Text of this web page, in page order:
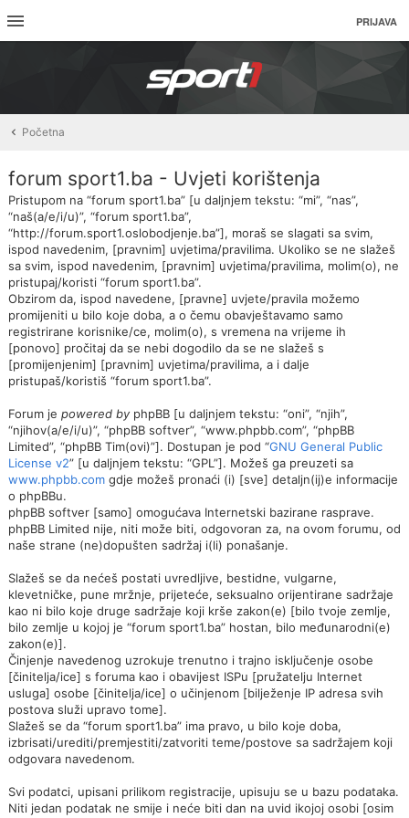
PRIJAVA
Početna
forum sport1.ba - Uvjeti korištenja
Pristupom na “forum sport1.ba” [u daljnjem tekstu: “mi”, “nas”,
“naš(a/e/i/u)”, “forum sport1.ba”,
“http://forum.sport1.oslobodjenje.ba”], moraš se slagati sa svim,
ispod navedenim, [pravnim] uvjetima/pravilima. Ukoliko se ne slažeš
sa svim, ispod navedenim, [pravnim] uvjetima/pravilima, molim(o), ne
pristupaj/koristi “forum sport1.ba”.
Obzirom da, ispod navedene, [pravne] uvjete/pravila možemo
promijeniti u bilo koje doba, a o čemu obavještavamo samo
registrirane korisnike/ce, molim(o), s vremena na vrijeme ih
[ponovo] pročitaj da se nebi dogodilo da se ne slažeš s
[promijenjenim] [pravnim] uvjetima/pravilima, a i dalje
pristupaš/koristiš “forum sport1.ba”.
Forum je powered by phpBB [u daljnjem tekstu: “oni”, “njih”,
“njihov(a/e/i/u)”, “phpBB softver”, “www.phpbb.com”, “phpBB
Limited”, “phpBB Tim(ovi)”]. Dostupan je pod “GNU General Public
License v2” [u daljnjem tekstu: “GPL”]. Možeš ga preuzeti sa
www.phpbb.com gdje možeš pronaći (i) [sve] detaljn(ij)e informacije
o phpBBu.
phpBB softver [samo] omogućava Internetski bazirane rasprave.
phpBB Limited nije, niti može biti, odgovoran za, na ovom forumu, od
naše strane (ne)dopušten sadržaj i(li) ponašanje.
Slažeš se da nećeš postati uvredljive, bestidne, vulgarne,
klevetničke, pune mržnje, prijeteće, seksualno orijentirane sadržaje
kao ni bilo koje druge sadržaje koji krše zakon(e) [bilo tvoje zemlje,
bilo zemlje u kojoj je “forum sport1.ba” hostan, bilo međunarodni(e)
zakon(e)].
Činjenje navedenog uzrokuje trenutno i trajno isključenje osobe
[činitelja/ice] s foruma kao i obavijest ISPu [pružatelju Internet
usluga] osobe [činitelja/ice] o učinjenom [bilježenje IP adresa svih
postova služi upravo tome].
Slažeš se da “forum sport1.ba” ima pravo, u bilo koje doba,
izbrisati/urediti/premjestiti/zatvoriti teme/postove sa sadržajem koji
odgovara navedenom.
Svi podatci, upisani prilikom registracije, upisuju se u bazu podataka.
Niti jedan podatak ne smije i neće biti dan na uvid ikojoj osobi [osim